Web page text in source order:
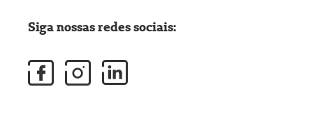
Siga nossas redes sociais: